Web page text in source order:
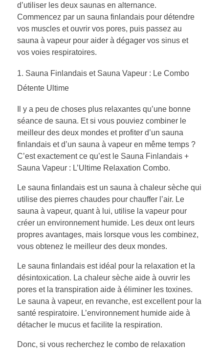
d’utiliser les deux saunas en alternance.
Commencez par un sauna finlandais pour détendre
vos muscles et ouvrir vos pores, puis passez au
sauna à vapeur pour aider à dégager vos sinus et
vos voies respiratoires.
Sauna Finlandais et Sauna Vapeur : Le Combo
Détente Ultime
Il y a peu de choses plus relaxantes qu’une bonne
séance de sauna. Et si vous pouviez combiner le
meilleur des deux mondes et profiter d’un sauna
finlandais et d’un sauna à vapeur en même temps ?
C’est exactement ce qu’est le Sauna Finlandais +
Sauna Vapeur : L’Ultime Relaxation Combo.
Le sauna finlandais est un sauna à chaleur sèche qui
utilise des pierres chaudes pour chauffer l’air. Le
sauna à vapeur, quant à lui, utilise la vapeur pour
créer un environnement humide. Les deux ont leurs
propres avantages, mais lorsque vous les combinez,
vous obtenez le meilleur des deux mondes.
Le sauna finlandais est idéal pour la relaxation et la
désintoxication. La chaleur sèche aide à ouvrir les
pores et la transpiration aide à éliminer les toxines.
Le sauna à vapeur, en revanche, est excellent pour la
santé respiratoire. L’environnement humide aide à
détacher le mucus et facilite la respiration.
Donc, si vous recherchez le combo de relaxation